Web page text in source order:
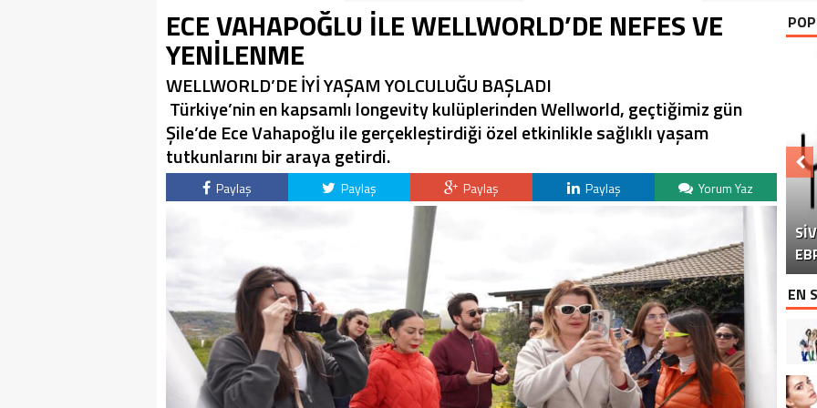
ECE VAHAPOĞLU İLE WELLWORLD’DE NEFES VE
YENİLENME
WELLWORLD’DE İYİ YAŞAM YOLCULUĞU BAŞLADI
Türkiye’nin en kapsamlı longevity kulüplerinden Wellworld, geçtiğimiz gün
Şile’de Ece Vahapoğlu ile gerçekleştirdiği özel etkinlikle sağlıklı yaşam
tutkunlarını bir araya getirdi.
Paylaş Paylaş Paylaş Paylaş Yorum Yaz
EN